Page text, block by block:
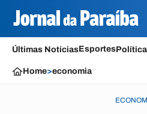
Últimas NotíciasEsportesPolítica
Home>economia